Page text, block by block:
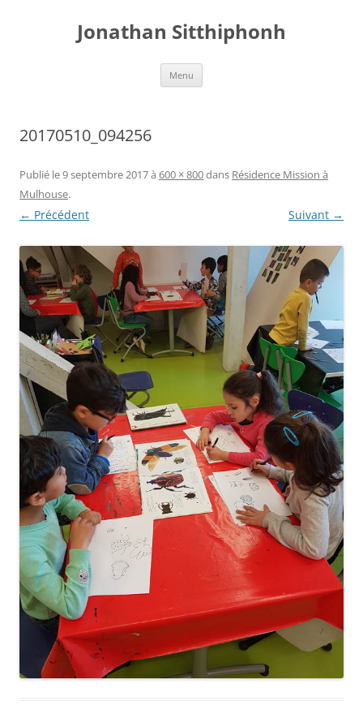
Jonathan Sitthiphonh
Menu
20170510_094256
Publié le9 septembre 2017à 600 × 800dans Résidence Mission à
Mulhouse.
← Précédent Suivant →